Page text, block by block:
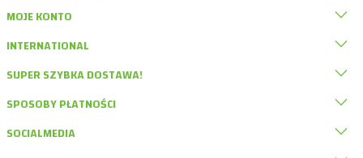
MOJE KONTO
INTERNATIONAL
SUPER SZYBKA DOSTAWA!
SPOSOBY PŁATNOŚCI
SOCIALMEDIA